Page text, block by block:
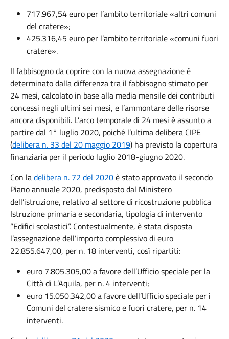
717.967,54 euro per l’ambito territoriale «altri comuni
del cratere»;
425.316,45 euro per l’ambito territoriale «comuni fuori
cratere».
Il fabbisogno da coprire con la nuova assegnazione è
determinato dalla differenza tra il fabbisogno stimato per
24 mesi, calcolato in base alla media mensile dei contributi
concessi negli ultimi sei mesi, e l’ammontare delle risorse
ancora disponibili. L’arco temporale di 24 mesi è assunto a
partire dal 1° luglio 2020, poiché l’ultima delibera CIPE
(delibera n. 33 del 20 maggio 2019) ha previsto la copertura
finanziaria per il periodo luglio 2018-giugno 2020.
Con ladelibera n. 72 del 2020è stato approvato il secondo
Piano annuale 2020, predisposto dal Ministero
dell’istruzione, relativo al settore di ricostruzione pubblica
Istruzione primaria e secondaria, tipologia di intervento
“Edifici scolastici”. Contestualmente, è stata disposta
l’assegnazione dell’importo complessivo di euro
22.855.647,00, per n. 18 interventi, così ripartiti:
euro 7.805.305,00 a favore dell’Ufficio speciale per la
Città di L’Aquila, per n. 4 interventi;
euro 15.050.342,00 a favore dell’Ufficio speciale per i
Comuni del cratere sismico e fuori cratere, per n. 14
interventi.